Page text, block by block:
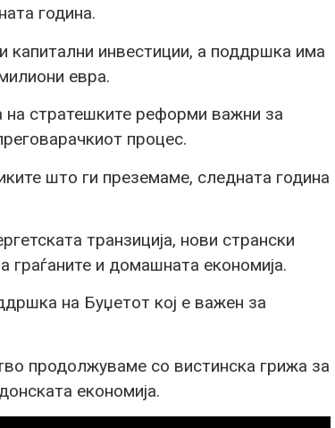
година.
капитални инвестиции, а поддршка има
евра.
на стратешките реформи важни за
процес.
што ги преземаме, следната година
транзиција, нови странски
граѓаните и домашната економија.
на Буџетот кој е важен за
продолжуваме со вистинска грижа за
економија.